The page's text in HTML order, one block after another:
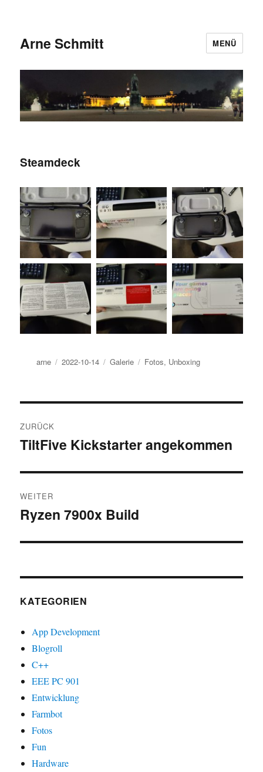
Arne Schmitt MENÜ
Steamdeck
Autor
arne
Veröffentlicht
2022-10-14 Format
Galerie Kategorien
Fotos, Unboxing
ZURÜCK
Vorheriger
TiltFive Kickstarter angekommen
WEITER
Nächster
Ryzen 7900x Build
KATEGORIEN
App Development
Blogroll
C++
EEE PC 901
Entwicklung
Farmbot
Fotos
Fun
Hardware